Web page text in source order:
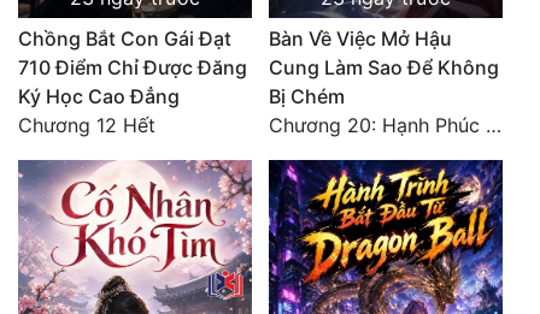
Chồng Bắt Con Gái Đạt
710 Điểm Chỉ Được Đăng
Ký Học Cao Đẳng
Chương 12 Hết
Bàn Về Việc Mở Hậu
Cung Làm Sao Để Không
Bị Chém
Chương 20: Hạnh Phúc Vĩnh Hằng (Hết)